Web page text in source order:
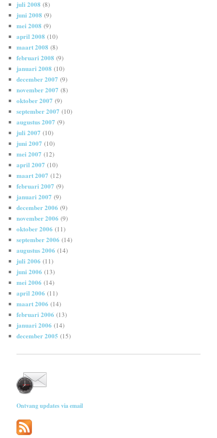
juli 2008 (8)
juni 2008 (9)
mei 2008 (9)
april 2008 (10)
maart 2008 (8)
februari 2008 (9)
januari 2008 (10)
december 2007 (9)
november 2007 (8)
oktober 2007 (9)
september 2007 (10)
augustus 2007 (9)
juli 2007 (10)
juni 2007 (10)
mei 2007 (12)
april 2007 (10)
maart 2007 (12)
februari 2007 (9)
januari 2007 (9)
december 2006 (9)
november 2006 (9)
oktober 2006 (11)
september 2006 (14)
augustus 2006 (14)
juli 2006 (11)
juni 2006 (13)
mei 2006 (14)
april 2006 (11)
maart 2006 (14)
februari 2006 (13)
januari 2006 (14)
december 2005 (15)
Ontvang updates via email